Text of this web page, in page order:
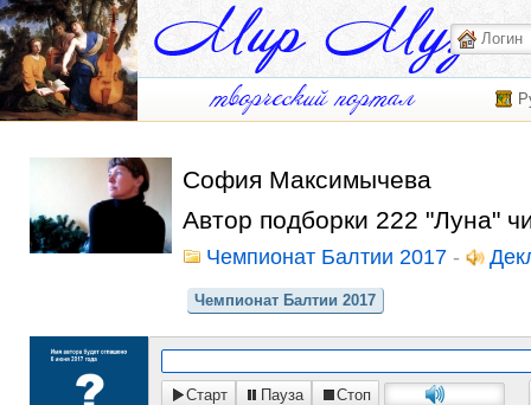
София Максимычева
Автор подборки 222 "Луна"
Чемпионат Балтии 2017 -
Чемпионат Балтии 2017
Старт Пауза Стоп